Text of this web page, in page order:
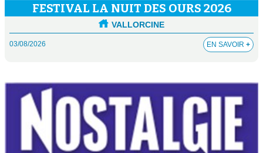
FESTIVAL LA NUIT DES OURS 2026
VALLORCINE
03/08/2026 EN SAVOIR +